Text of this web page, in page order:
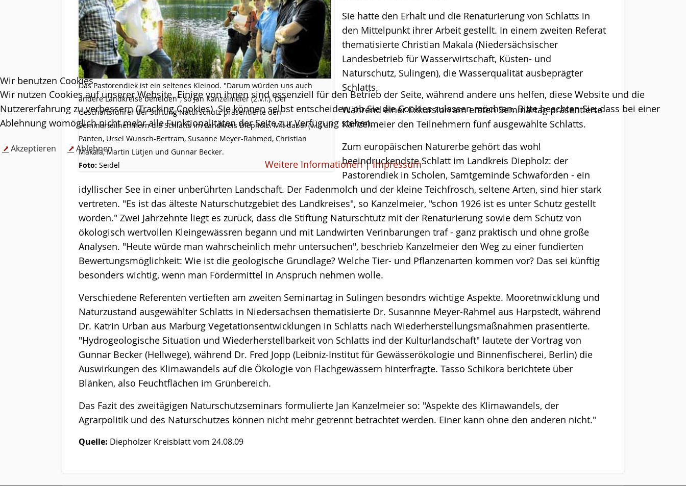
Das Pastorendiek ist ein seltenes Kleinod. "Darum würden uns auch
andere Landkreise beneiden",so Jan Kanzelmeier (2.v.l.). Der
Geschäftsführer der Stiftung Naturschutzpräsentierte den
Seminarteilnehmern die Schlatts im Landkreis Diepholz.Mit dabei (v.l.) Ulf
Panten, Ursel Wunsch-Bertram, Susanne Meyer-Rahmed, Christian
Makala, Martin Lütjen und Gunnar Becker.
Foto: Seidel
Sie hatte den Erhalt und die Renaturierung von Schlatts in
den Mittelpunkt ihrer Arbeit gestellt. In einem zweiten Referat
thematisierte Christian Makala (Niedersächsischer
Landesbetrieb für Wasserwirtschaft, Küsten- und
Naturschutz, Sulingen), die Wasserqualität ausbeprägter
Schlatts.
Während einer Exkursion am ersten Seminartag präsentierte
Kanzelmeier den Teilnehmern fünf ausgewählte Schlatts.
Zum europäischen Naturerbe gehört das wohl
beeindruckendste Schlatt im Landkreis Diepholz: der
Pastorendiek in Scholen, Samtgeminde Schwaförden - ein
idyllischer See in einer unberührten Landschaft. Der Fadenmolch und der kleine Teichfrosch, seltene Arten, sind hier stark
vertreten. "Es ist das älteste Naturschutzgebiet des Landkreises", so Kanzelmeier, "schon 1926 ist es unter Schutz gestellt
worden." Zwei Jahrzehnte liegt es zurück, dass die Stiftung Naturschtutz mit der Renaturierung sowie dem Schutz von
ökologisch wertvollen Kleingewässren begann und mit Landwirten Verinbarungen traf - ganz praktisch und ohne große
Analysen. "Heute würde man wahrscheinlich mehr untersuchen", beschrieb Kanzelmeier den Weg zu einer fundierten
Bewertungsmöglichkeit: Wie ist die geologische Grundlage? Welche Tier- und Pflanzenarten kommen vor? Das sei künftig
besonders wichtig, wenn man Fördermittel in Anspruch nehmen wolle.
Verschiedene Referenten vertieften am zweiten Seminartag in Sulingen besondrs wichtige Aspekte. Mooretnwicklung und
Naturzustand ausgewählter Schlatts in Niedersachsen thematisierte Dr. Susannne Meyer-Rahmel aus Harpstedt, während
Dr. Katrin Urban aus Marburg Vegetationsentwicklungen in Schlatts nach Wiederherstellungsmaßnahmen präsentierte.
"Hydrogeologische Situation und Wiederherstellbarkeit von Schlatts ind der Kulturlandschaft" lautete der Vortrag von
Gunnar Becker (Hellwege), während Dr. Fred Jopp (Leibniz-Institut für Gewässerökologie und Binnenfischerei, Berlin) die
Auswirkungen des Klimawandels auf die Ökologie von Flachgewässern hinterfragte. Tasso Schikora berichtete über
Blänken, also Feuchtflächen im Grünbereich.
Das Fazit des zweitägigen Naturschutzseminars formulierte Jan Kanzelmeier so: "Aspekte des Klimawandels, der
Agrarpolitik und des Naturschutzes können nicht mehr getrennt betrachtet werden. Einer kann ohne den anderen nicht."
Quelle: Diepholzer Kreisblatt vom 24.08.09
Wir benutzen Cookies
Wir nutzen Cookies auf unserer Website. Einige von ihnen sind essenziell für den Betrieb der Seite, während andere uns helfen, diese Website und die
Nutzererfahrung zu verbessern (Tracking Cookies). Sie können selbst entscheiden, ob Sie die Cookies zulassen möchten. Bitte beachten Sie, dass bei einer
Ablehnung womöglich nicht mehr alle Funktionalitäten der Seite zur Verfügung stehen.
Akzeptieren Ablehnen
Weitere Informationen|Impressum